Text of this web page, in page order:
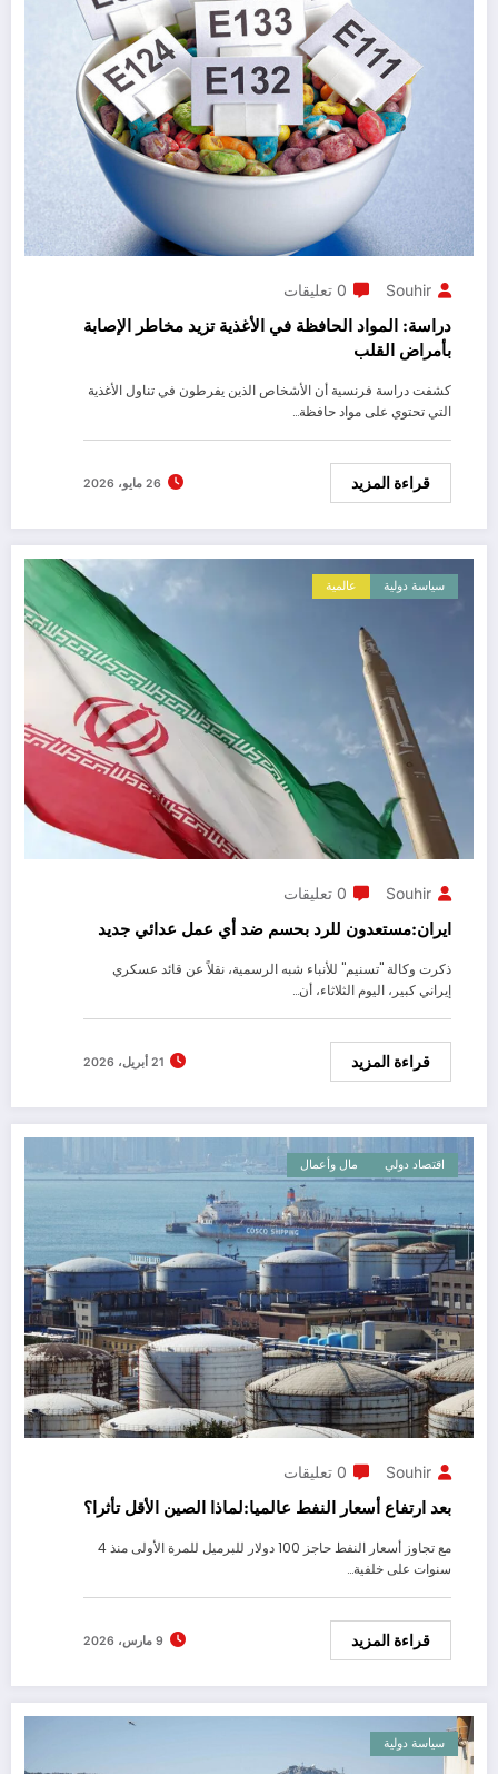
Souhir 0 تعليقات
دراسة: المواد الحافظة في الأغذية تزيد مخاطر الإصابة
بأمراض القلب
كشفت دراسة فرنسية أن الأشخاص الذين يفرطون في تناول الأغذية
التي تحتوي على مواد حافظة…
قراءة المزيد 26 مايو، 2026
سياسة دولية عالمية
Souhir 0 تعليقات
ايران:مستعدون للرد بحسم ضد أي عمل عدائي جديد
ذكرت وكالة "تسنيم" للأنباء شبه الرسمية، نقلاً عن قائد عسكري
إيراني كبير، اليوم الثلاثاء، أن…
قراءة المزيد 21 أبريل، 2026
اقتصاد دولي مال وأعمال
Souhir 0 تعليقات
بعد ارتفاع أسعار النفط عالميا:لماذا الصين الأقل تأثرا؟
مع تجاوز أسعار النفط حاجز 100 دولار للبرميل للمرة الأولى منذ 4
سنوات على خلفية…
قراءة المزيد 9 مارس، 2026
سياسة دولية